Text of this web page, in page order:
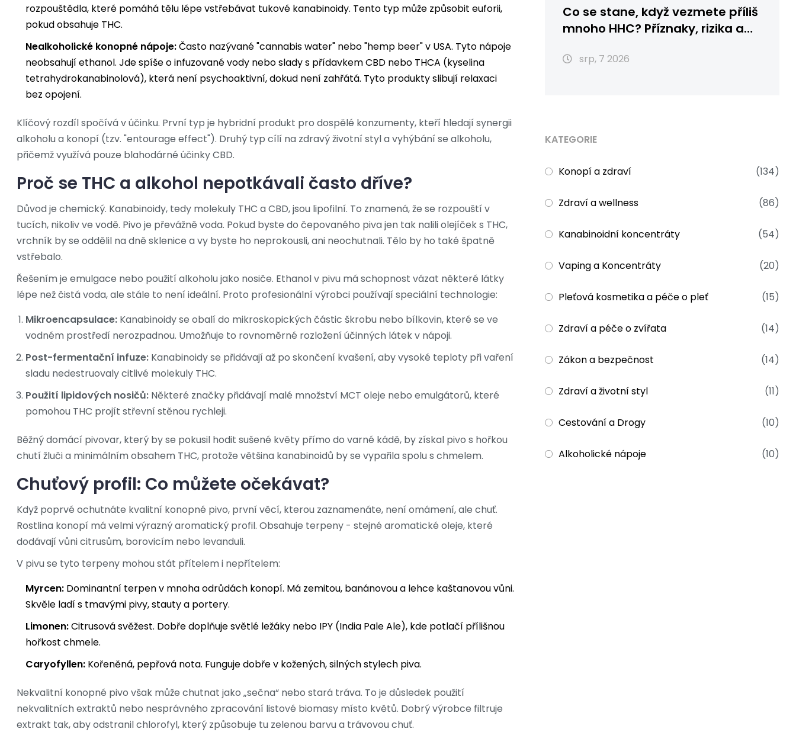
rozpouštědla, které pomáhá tělu lépe vstřebávat tukové kanabinoidy. Tento typ může způsobit euforii,
pokud obsahuje THC.
Nealkoholické konopné nápoje:Často nazývané "cannabis water" nebo "hemp beer" v USA. Tyto nápoje
neobsahují ethanol. Jde spíše o infuzované vody nebo slady s přídavkem CBD nebo THCA (kyselina
tetrahydrokanabinolová), která není psychoaktivní, dokud není zahřátá. Tyto produkty slibují relaxaci
bez opojení.
Klíčový rozdíl spočívá v účinku. První typ je hybridní produkt pro dospělé konzumenty, kteří hledají synergii
alkoholu a konopí (tzv. "entourage effect"). Druhý typ cílí na zdravý životní styl a vyhýbání se alkoholu,
přičemž využívá pouze blahodárné účinky CBD.
Proč se THC a alkohol nepotkávali často dříve?
Důvod je chemický. Kanabinoidy, tedy molekuly THC a CBD, jsou lipofilní. To znamená, že se rozpouští v
tucích, nikoliv ve vodě. Pivo je převážně voda. Pokud byste do čepovaného piva jen tak nalili olejíček s THC,
vrchník by se oddělil na dně sklenice a vy byste ho neprokousli, ani neochutnali. Tělo by ho také špatně
vstřebalo.
Řešením je emulgace nebo použití alkoholu jako nosiče. Ethanol v pivu má schopnost vázat některé látky
lépe než čistá voda, ale stále to není ideální. Proto profesionální výrobci používají speciální technologie:
Mikroencapsulace: Kanabinoidy se obalí do mikroskopických částic škrobu nebo bílkovin, které se ve
vodném prostředí nerozpadnou. Umožňuje to rovnoměrné rozložení účinných látek v nápoji.
Post-fermentační infuze: Kanabinoidy se přidávají až po skončení kvašení, aby vysoké teploty při vaření
sladu nedestruovaly citlivé molekuly THC.
Použití lipidových nosičů: Některé značky přidávají malé množství MCT oleje nebo emulgátorů, které
pomohou THC projít střevní stěnou rychleji.
Běžný domácí pivovar, který by se pokusil hodit sušené květy přímo do varné kádě, by získal pivo s hořkou
chutí žluči a minimálním obsahem THC, protože většina kanabinoidů by se vypařila spolu s chmelem.
Chuťový profil: Co můžete očekávat?
Když poprvé ochutnáte kvalitní konopné pivo, první věcí, kterou zaznamenáte, není omámení, ale chuť.
Rostlina konopí má velmi výrazný aromatický profil. Obsahuje terpeny - stejné aromatické oleje, které
dodávají vůni citrusům, borovicím nebo levanduli.
V pivu se tyto terpeny mohou stát přítelem i nepřítelem:
Myrcen: Dominantní terpen v mnoha odrůdách konopí. Má zemitou, banánovou a lehce kaštanovou vůni.
Skvěle ladí s tmavými pivy, stauty a portery.
Limonen:Citrusová svěžest. Dobře doplňuje světlé ležáky nebo IPY (India Pale Ale), kde potlačí přílišnou
hořkost chmele.
Caryofyllen: Kořeněná, pepřová nota. Funguje dobře v kožených, silných stylech piva.
Nekvalitní konopné pivo však může chutnat jako „sečna“ nebo stará tráva. To je důsledek použití
nekvalitních extraktů nebo nesprávného zpracování listové biomasy místo květů. Dobrý výrobce filtruje
extrakt tak, aby odstranil chlorofyl, který způsobuje tu zelenou barvu a trávovou chuť.
Co se stane, když vezmete příliš
mnoho HHC? Příznaky, rizika a
srp, 7 2026
KATEGORIE
Konopí a zdraví (134)
Zdraví a wellness (86)
Kanabinoidní koncentráty (54)
Vaping a Koncentráty (20)
Pleťová kosmetika a péče o pleť (15)
Zdraví a péče o zvířata (14)
Zákon a bezpečnost (14)
Zdraví a životní styl (11)
Cestování a Drogy (10)
Alkoholické nápoje (10)